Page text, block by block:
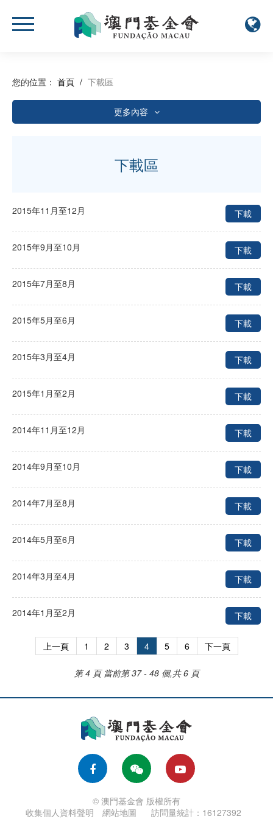
您的位置： 首頁 / 下載區
更多內容
小冊子
活動報名表
其他
下載區
2015年11月至12月 下載
2015年9月至10月 下載
2015年7月至8月 下載
2015年5月至6月 下載
2015年3月至4月 下載
2015年1月至2月 下載
2014年11月至12月 下載
2014年9月至10月 下載
2014年7月至8月 下載
2014年5月至6月 下載
2014年3月至4月 下載
2014年1月至2月 下載
上一頁 1 2 3 4 5 6 下一頁
第 4 頁 當前第 37 - 48 個,共 6 頁
© 澳門基金會 版權所有
收集個人資料聲明
網站地圖 訪問量統計：16127392